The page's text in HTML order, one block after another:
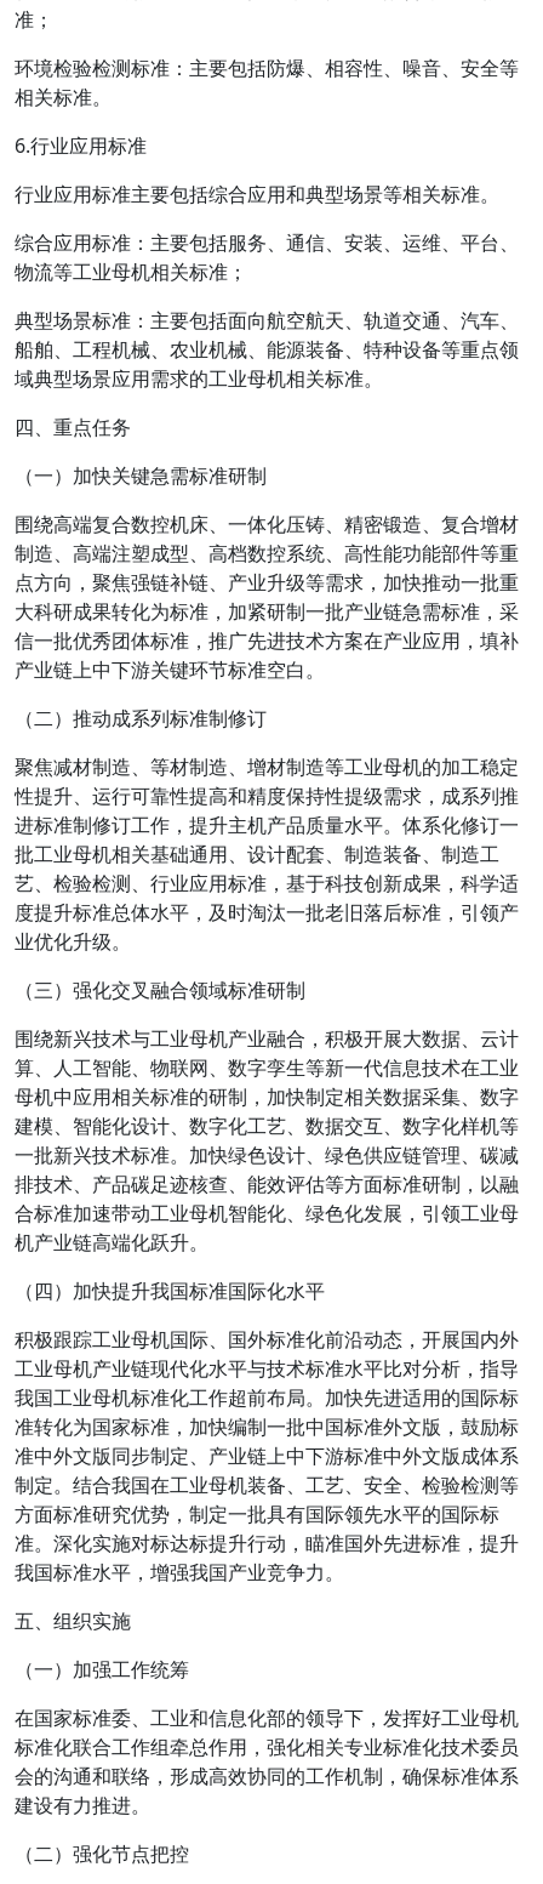
准；
环境检验检测标准：主要包括防爆、相容性、噪音、安全等
相关标准。
6.行业应用标准
行业应用标准主要包括综合应用和典型场景等相关标准。
综合应用标准：主要包括服务、通信、安装、运维、平台、
物流等工业母机相关标准；
典型场景标准：主要包括面向航空航天、轨道交通、汽车、
船舶、工程机械、农业机械、能源装备、特种设备等重点领
域典型场景应用需求的工业母机相关标准。
四、重点任务
（一）加快关键急需标准研制
围绕高端复合数控机床、一体化压铸、精密锻造、复合增材
制造、高端注塑成型、高档数控系统、高性能功能部件等重
点方向，聚焦强链补链、产业升级等需求，加快推动一批重
大科研成果转化为标准，加紧研制一批产业链急需标准，采
信一批优秀团体标准，推广先进技术方案在产业应用，填补
产业链上中下游关键环节标准空白。
（二）推动成系列标准制修订
聚焦减材制造、等材制造、增材制造等工业母机的加工稳定
性提升、运行可靠性提高和精度保持性提级需求，成系列推
进标准制修订工作，提升主机产品质量水平。体系化修订一
批工业母机相关基础通用、设计配套、制造装备、制造工
艺、检验检测、行业应用标准，基于科技创新成果，科学适
度提升标准总体水平，及时淘汰一批老旧落后标准，引领产
业优化升级。
（三）强化交叉融合领域标准研制
围绕新兴技术与工业母机产业融合，积极开展大数据、云计
算、人工智能、物联网、数字孪生等新一代信息技术在工业
母机中应用相关标准的研制，加快制定相关数据采集、数字
建模、智能化设计、数字化工艺、数据交互、数字化样机等
一批新兴技术标准。加快绿色设计、绿色供应链管理、碳减
排技术、产品碳足迹核查、能效评估等方面标准研制，以融
合标准加速带动工业母机智能化、绿色化发展，引领工业母
机产业链高端化跃升。
（四）加快提升我国标准国际化水平
积极跟踪工业母机国际、国外标准化前沿动态，开展国内外
工业母机产业链现代化水平与技术标准水平比对分析，指导
我国工业母机标准化工作超前布局。加快先进适用的国际标
准转化为国家标准，加快编制一批中国标准外文版，鼓励标
准中外文版同步制定、产业链上中下游标准中外文版成体系
制定。结合我国在工业母机装备、工艺、安全、检验检测等
方面标准研究优势，制定一批具有国际领先水平的国际标
准。深化实施对标达标提升行动，瞄准国外先进标准，提升
我国标准水平，增强我国产业竞争力。
五、组织实施
（一）加强工作统筹
在国家标准委、工业和信息化部的领导下，发挥好工业母机
标准化联合工作组牵总作用，强化相关专业标准化技术委员
会的沟通和联络，形成高效协同的工作机制，确保标准体系
建设有力推进。
（二）强化节点把控